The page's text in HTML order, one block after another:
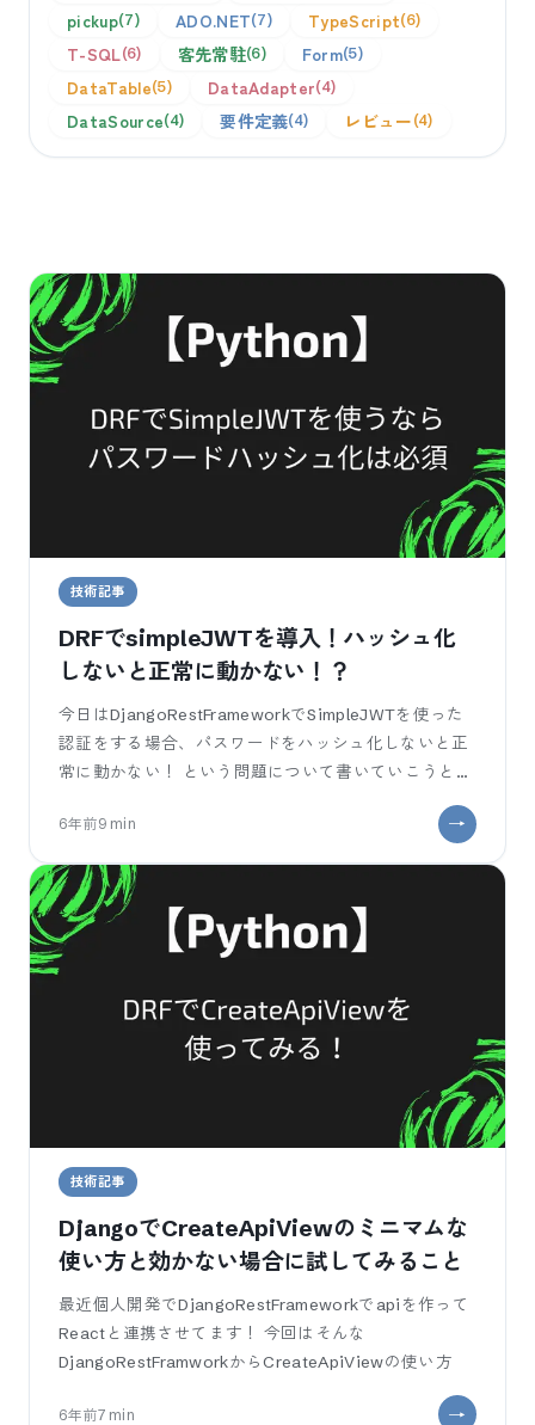
pickup 7 ADO.NET 7 TypeScript 6
T-SQL 6 客先常駐 6 Form 5
DataTable 5 DataAdapter 4
DataSource 4 要件定義 4 レビュー 4
技術記事
DRFでsimpleJWTを導入！ハッシュ化
しないと正常に動かない！？
今日はDjangoRestFrameworkでSimpleJWTを使った
認証をする場合、パスワードをハッシュ化しないと正
常に動かない！ という問題について書いていこうと思
6年前9min
技術記事
DjangoでCreateApiViewのミニマムな
使い方と効かない場合に試してみること
最近個人開発でDjangoRestFrameworkでapiを作って
Reactと連携させてます！ 今回はそんな
DjangoRestFramworkからCreateApiViewの使い方
6年前7min